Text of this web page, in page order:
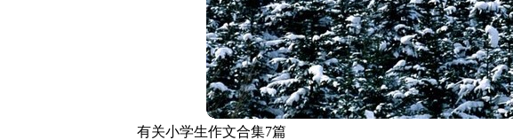
有关小学生作文合集7篇